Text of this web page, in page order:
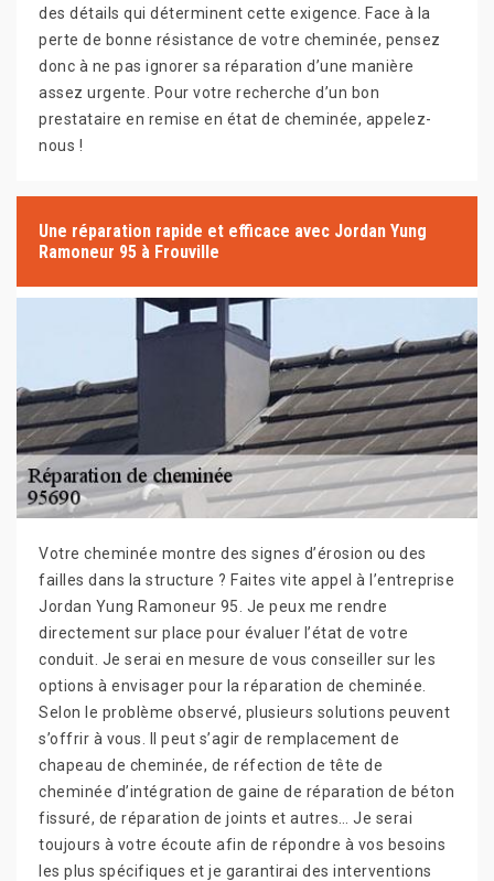
des détails qui déterminent cette exigence. Face à la
perte de bonne résistance de votre cheminée, pensez
donc à ne pas ignorer sa réparation d’une manière
assez urgente. Pour votre recherche d’un bon
prestataire en remise en état de cheminée, appelez-
nous !
Une réparation rapide et efficace avec Jordan Yung
Ramoneur 95 à Frouville
Votre cheminée montre des signes d’érosion ou des
failles dans la structure ? Faites vite appel à l’entreprise
Jordan Yung Ramoneur 95. Je peux me rendre
directement sur place pour évaluer l’état de votre
conduit. Je serai en mesure de vous conseiller sur les
options à envisager pour la réparation de cheminée.
Selon le problème observé, plusieurs solutions peuvent
s’offrir à vous. Il peut s’agir de remplacement de
chapeau de cheminée, de réfection de tête de
cheminée d’intégration de gaine de réparation de béton
fissuré, de réparation de joints et autres… Je serai
toujours à votre écoute afin de répondre à vos besoins
les plus spécifiques et je garantirai des interventions